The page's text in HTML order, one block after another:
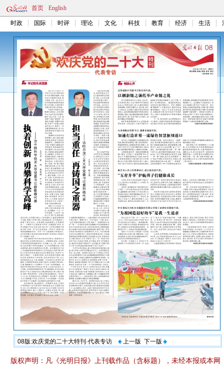
首页 English
时政 国际 时评 理论 文化 科技 教育 经济 生活
08版:欢庆党的二十大特刊·代表专访 上一版 下一版
版权声明：凡《光明日报》上刊载作品（含标题），未经本报或本网